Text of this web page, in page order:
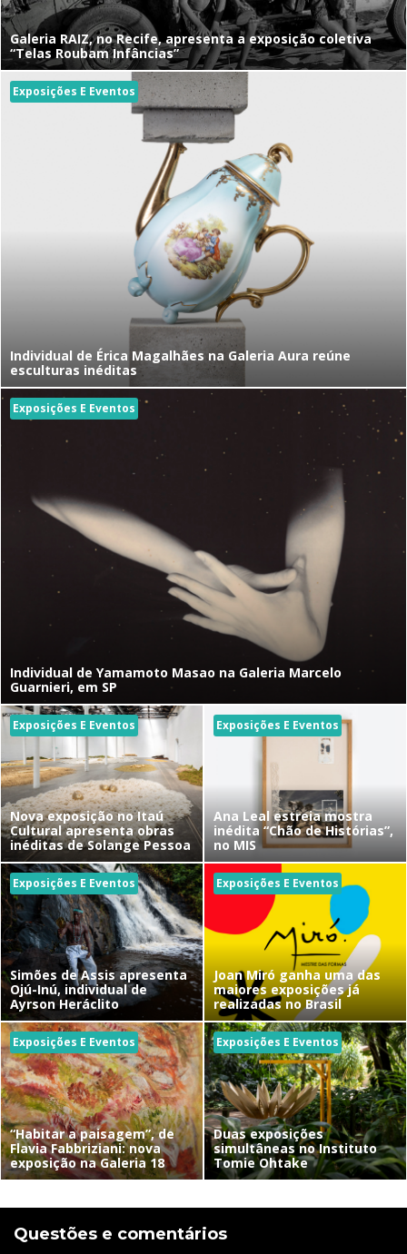
Galeria RAIZ, no Recife, apresenta a exposição coletiva
“Telas Roubam Infâncias”
Exposições E Eventos
Individual de Érica Magalhães na Galeria Aura reúne
esculturas inéditas
Exposições E Eventos
Individual de Yamamoto Masao na Galeria Marcelo
Guarnieri, em SP
Exposições E Eventos
Nova exposição no Itaú
Cultural apresenta obras
inéditas de Solange Pessoa
Exposições E Eventos
Ana Leal estreia mostra
inédita “Chão de Histórias”,
no MIS
Exposições E Eventos
Simões de Assis apresenta
Ojú-Inú, individual de
Ayrson Heráclito
Exposições E Eventos
Joan Miró ganha uma das
maiores exposições já
realizadas no Brasil
Exposições E Eventos
“Habitar a paisagem”, de
Flavia Fabbriziani: nova
exposição na Galeria 18
Exposições E Eventos
Duas exposições
simultâneas no Instituto
Tomie Ohtake
Questões e comentários